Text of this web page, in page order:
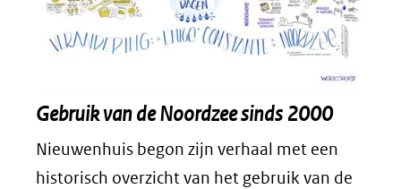
Gebruik van de Noordzee sinds 2000
Nieuwenhuis begon zijn verhaal met een
historisch overzicht van het gebruik van de